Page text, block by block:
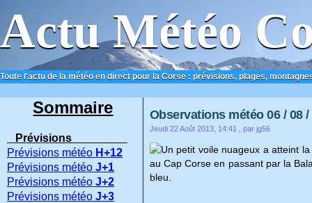
Actu Météo
Toute l'actu de la météo en direct pour la Corse : prévisions, plages,
ACCUEIL CONTACT
Observations météo 06 / 08 /
Jeudi 22 Août 2013, 14:41 , par jg56
Un petit voile nuageux a atteint
au Cap Corse en passant par la
bleu.
Sommaire
Prévisions
Prévisions météo H+12
Prévisions météo J+1
Prévisions météo J+2
Prévisions météo J+3